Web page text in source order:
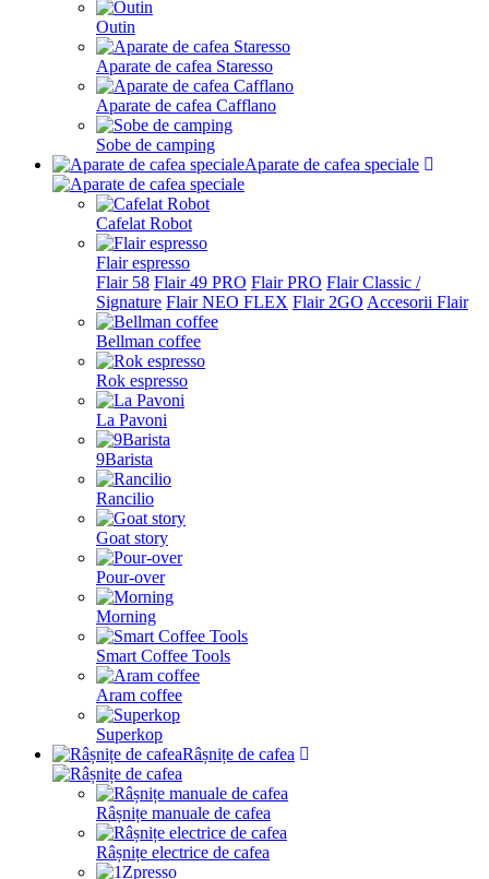
Outin
Aparate de cafea Staresso
Aparate de cafea Cafflano
Sobe de camping
Aparate de cafea speciale
Cafelat Robot
Flair espresso
Flair 58 Flair 49 PRO Flair PRO Flair Classic /
Signature Flair NEO FLEX Flair 2GO Accesorii Flair
Bellman coffee
Rok espresso
La Pavoni
9Barista
Rancilio
Goat story
Pour-over
Morning
Smart Coffee Tools
Aram coffee
Superkop
Râșnițe de cafea
Râșnițe manuale de cafea
Râșnițe electrice de cafea